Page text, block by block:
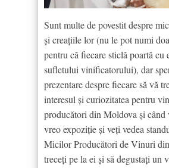
Sunt multe de povestit despre
și creațiile lor (nu le pot numi
pentru că fiecare sticlă poartă cu
sufletului vinificatorului), dar
prezentare despre fiecare să vă
interesul și curiozitatea pentru
producători din Moldova și când
vreo expoziție și veți vedea
Micilor Producători de Vinuri
treceți pe la ei și să degustați un